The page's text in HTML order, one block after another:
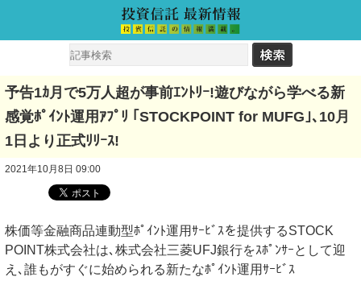
予告1ｶ月で5万人超が事前ｴﾝﾄﾘｰ!遊びながら学べる新
感覚ﾎﾟｲﾝﾄ運用ｱﾌﾟﾘ ｢STOCKPOINT for MUFG｣､10月
1日より正式ﾘﾘｰｽ!
2021年10月8日 09:00
株価等金融商品連動型ﾎﾟｲﾝﾄ運用ｻｰﾋﾞｽを提供するSTOCK
POINT株式会社は､株式会社三菱UFJ銀行をｽﾎﾟﾝｻｰとして迎
え､誰もがすぐに始められる新たなﾎﾟｲﾝﾄ運用ｻｰﾋﾞｽ